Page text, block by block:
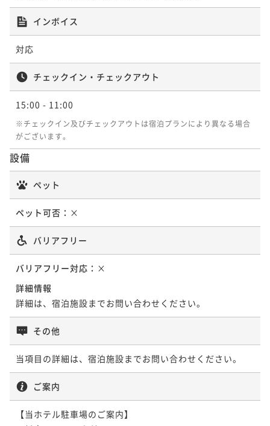
インボイス
対応
チェックイン・チェックアウト
15:00 - 11:00
※チェックイン及びチェックアウトは宿泊プランにより異なる場合
がございます。
設備
ペット
ペット可否： ×
バリアフリー
バリアフリー対応： ×
詳細情報
詳細は、宿泊施設までお問い合わせください。
その他
当項目の詳細は、宿泊施設までお問い合わせください。
ご案内
【当ホテル駐車場のご案内】